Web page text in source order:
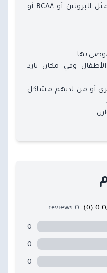
يمكن دمجه مع مكملات مثل البروتين أو BCAA أو
بها.
وفي مكان بارد
أو من لديهم مشاكل
0 reviews
0
0
0